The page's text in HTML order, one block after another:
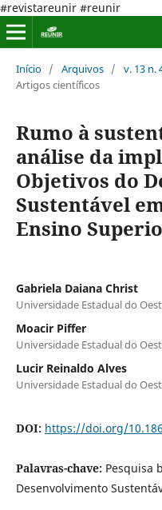
#revistareunir #reunir
Início / Arquivos / v. 13 n.
Artigos científicos
Rumo à
análise da
Objetivos do
Sustentável
Ensino
Gabriela Daiana Christ
Universidade Estadual do
Moacir Piffer
Universidade Estadual do
Lucir Reinaldo Alves
Universidade Estadual do
DOI: https://doi.org/
Palavras-chave: Pesquisa
Desenvolvimento